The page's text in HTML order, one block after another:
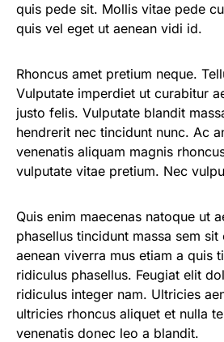
quis pede sit. Mollis vitae pede
quis vel eget ut aenean vidi id.
Rhoncus amet pretium neque.
Vulputate imperdiet ut curabitur
justo felis. Vulputate blandit
hendrerit nec tincidunt nunc. Ac
venenatis aliquam magnis
vulputate vitae pretium. Nec
Quis enim maecenas natoque ut
phasellus tincidunt massa sem sit
aenean viverra mus etiam a quis
ridiculus phasellus. Feugiat elit
ridiculus integer nam. Ultricies
ultricies rhoncus aliquet et nulla
venenatis donec leo a blandit.